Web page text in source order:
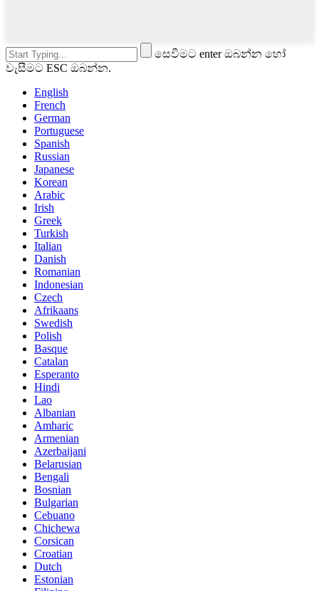
සෙවීමට enter ඔබන්න හෝ
වැසීමට ESC ඔබන්න.
English
French
German
Portuguese
Spanish
Russian
Japanese
Korean
Arabic
Irish
Greek
Turkish
Italian
Danish
Romanian
Indonesian
Czech
Afrikaans
Swedish
Polish
Basque
Catalan
Esperanto
Hindi
Lao
Albanian
Amharic
Armenian
Azerbaijani
Belarusian
Bengali
Bosnian
Bulgarian
Cebuano
Chichewa
Corsican
Croatian
Dutch
Estonian